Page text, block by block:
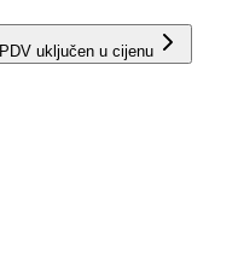
PDV uključen u cijenu